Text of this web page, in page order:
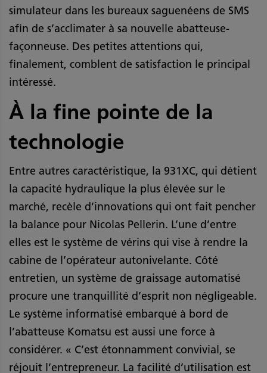
simulateur dans les bureaux saguenéens de SMS
afin de s’acclimater à sa nouvelle abatteuse-
façonneuse. Des petites attentions qui,
finalement, comblent de satisfaction le principal
intéressé.
À la fine pointe de la
technologie
Entre autres caractéristique, la 931XC, qui détient
la capacité hydraulique la plus élevée sur le
marché, recèle d’innovations qui ont fait pencher
la balance pour Nicolas Pellerin. L’une d’entre
elles est le système de vérins qui vise à rendre la
cabine de l’opérateur autonivelante. Côté
entretien, un système de graissage automatisé
procure une tranquillité d’esprit non négligeable.
Le système informatisé embarqué à bord de
l’abatteuse Komatsu est aussi une force à
considérer. « C’est étonnamment convivial, se
réjouit l’entrepreneur. La facilité d’utilisation est